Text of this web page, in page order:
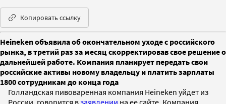
Копировать ссылку
Heineken объявила об окончательном уходе с российского
рынка, в третий раз за месяц скорректировав свое решение о
дальнейшей работе. Компания планирует передать свои
российские активы новому владельцу и платить зарплаты
1800 сотрудникам до конца года
Голландская пивоваренная компания Heineken уйдет из
России, говорится взаявлении на ее сайте. Компания